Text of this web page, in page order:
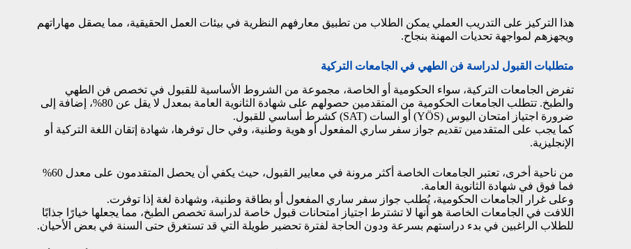
هذا التركيز على التدريب العملي يمكن الطلاب من تطبيق معارفهم النظرية في بيئات العمل الحقيقية، مما يصقل مهاراتهم
ويجهزهم لمواجهة تحديات المهنة بنجاح.
متطلبات القبول لدراسة فن الطهي في الجامعات التركية
تفرض الجامعات التركية، سواء الحكومية أو الخاصة، مجموعة من الشروط الأساسية للقبول في تخصص فن الطهي
والطبخ. تتطلب الجامعات الحكومية من المتقدمين حصولهم على شهادة الثانوية العامة بمعدل لا يقل عن 80%، إضافة إلى
ضرورة اجتياز امتحان اليوس (YÖS) أو
السات (SAT)
كشرط أساسي للقبول.
كما يجب على المتقدمين تقديم جواز سفر ساري المفعول أو هوية وطنية، وفي حال توفرها، شهادة إتقان اللغة التركية أو
الإنجليزية.
من ناحية أخرى، تعتبر الجامعات الخاصة أكثر مرونة في معايير القبول، حيث يكفي أن يحصل المتقدمون على معدل 60%
فما فوق في شهادة الثانوية العامة.
وعلى غرار الجامعات الحكومية، يُطلب جواز سفر ساري المفعول أو بطاقة وطنية، وشهادة لغة إذا توفرت.
اللافت في الجامعات الخاصة هو أنها لا تشترط اجتياز امتحانات قبول خاصة لدراسة تخصص الطبخ، مما يجعلها خيارًا جذابًا
للطلاب الراغبين في بدء دراستهم بسرعة ودون الحاجة لفترة تحضير طويلة التي قد تستغرق حتى السنة في بعض الأحيان.